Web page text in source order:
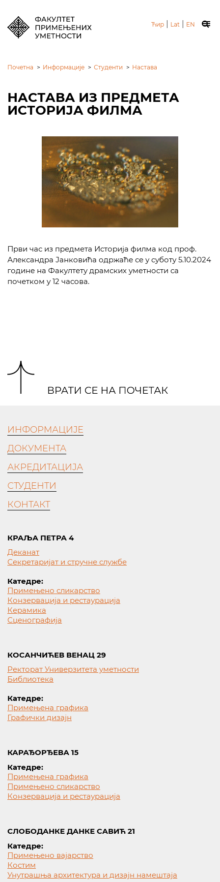
Ћир Lat EN
Почетна > Информације > Студенти > Настава
НАСТАВА ИЗ ПРЕДМЕТА
ИСТОРИЈА ФИЛМА
Први час из предмета Историја филма код проф.
Александра Јанковића одржаће се у суботу 5.10.2024
године на Факултету драмских уметности са
почетком у 12 часова.
ИНФОРМАЦИЈЕ
ДОКУМЕНТА
АКРЕДИТАЦИЈА
СТУДЕНТИ
КОНТАКТ
КРАЉА ПЕТРА 4
Деканат
Секретаријат и стручне службе
Катедре:
Примењено сликарство
Конзервација и рестаурација
Керамика
Сценографија
КОСАНЧИЋЕВ ВЕНАЦ 29
Ректорат Универзитета уметности
Библиотека
Катедре:
Примењена графика
Графички дизајн
КАРАЂОРЂЕВА 15
Катедре:
Примењена графика
Примењено сликарство
Конзервација и рестаурација
СЛОБОДАНКЕ ДАНКЕ САВИЋ 21
Катедре:
Примењено вајарство
Костим
Унутрашња архитектура и дизајн намештаја